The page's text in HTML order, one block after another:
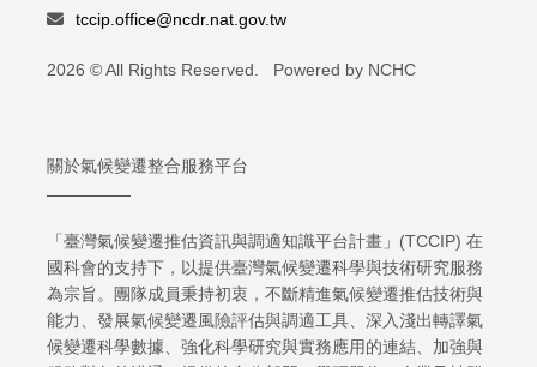
tccip.office@ncdr.nat.gov.tw
2026 © All Rights Reserved. Powered by NCHC
關於氣候變遷整合服務平台
「臺灣氣候變遷推估資訊與調適知識平台計畫」(TCCIP) 在
國科會的支持下，以提供臺灣氣候變遷科學與技術研究服務
為宗旨。團隊成員秉持初衷，不斷精進氣候變遷推估技術與
能力、發展氣候變遷風險評估與調適工具、深入淺出轉譯氣
候變遷科學數據、強化科學研究與實務應用的連結、加強與